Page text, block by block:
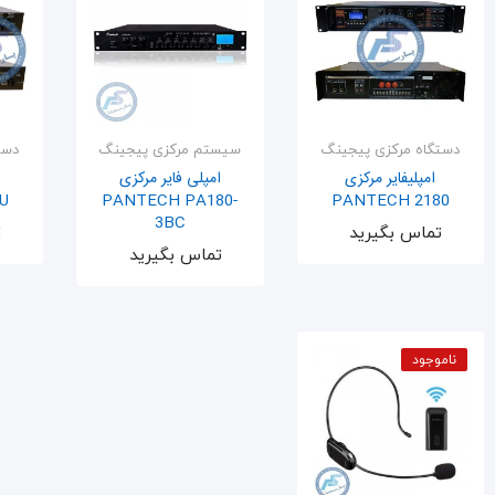
دستگاه مرکزی پیجینگ
امپلیفایر مرکزی
PANTECH 2180
تماس بگیرید
اضافه به سبد
سیستم مرکزی پیجینگ
امپلی فایر مرکزی
PANTECH PA180-
3BC
تماس بگیرید
اضافه به سبد
ناموجود